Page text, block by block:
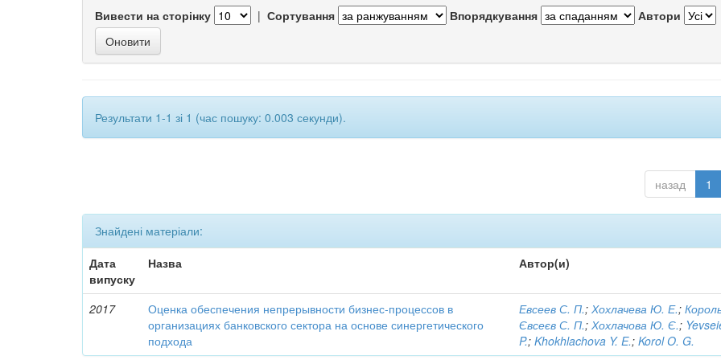
Вивести на сторінку | Сортування Впорядкування Автори
Результати 1-1 зі 1 (час пошуку: 0.003 секунди).
назад 1
Знайдені матеріали:
Дата
випуску
Назва Автор(и)
2017
Оценка обеспечения непрерывности бизнес-процессов в
организациях банковского сектора на основе синергетического
подхода
Евсеев С. П.;Хохлачева Ю. Е.;
Євсеєв С. П.;Хохлачова Ю. Є.;
P.;Khokhlachova Y. E.;Korol O. G.